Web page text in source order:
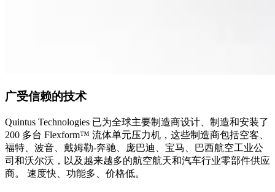
广受信赖的技术
Quintus Technologies 已为全球主要制造商设计、制造和安装了
200 多台 Flexform™ 流体单元压力机，这些制造商包括空客、
福特、波音、戴姆勒-奔驰、庞巴迪、宝马、巴西航空工业公
司和沃尔沃，以及越来越多的航空航天和汽车行业零部件供应
商。 速度快、功能多、价格低。